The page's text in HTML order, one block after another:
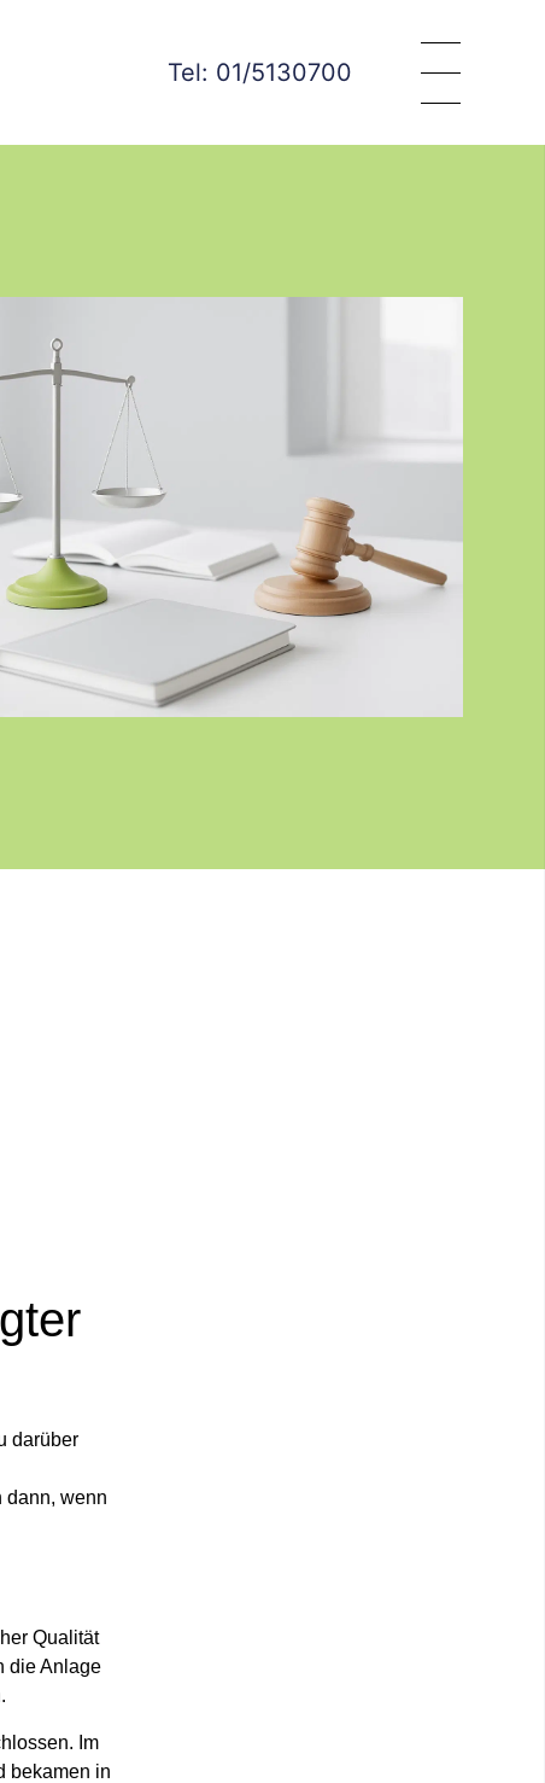
Tel: 01/5130700
darüber
dann, wenn
Qualität
die Anlage
Im
bekamen in